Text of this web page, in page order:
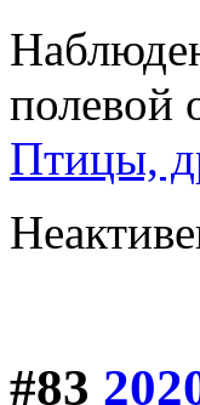
полевой
Птицы,
#83